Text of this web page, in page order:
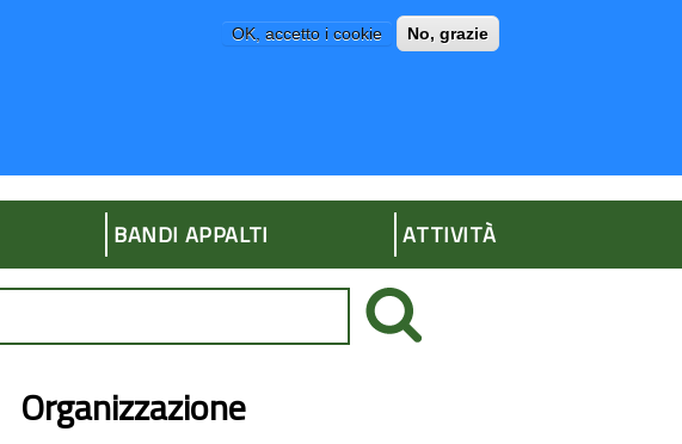
OK, accetto i cookie No, grazie
BANDI APPALTI ATTIVITÀ
Organizzazione